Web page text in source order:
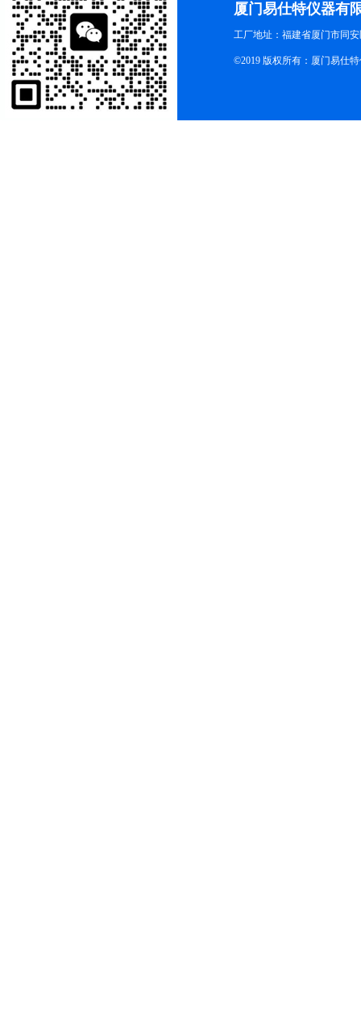
厦门易仕特仪器有
工厂地址：福建省厦门市同
©2019 版权所有：厦门易仕